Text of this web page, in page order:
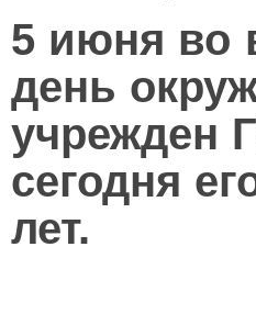
5 июня во
день
учрежден
сегодня
лет.